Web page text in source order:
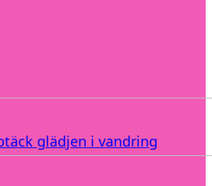
glädjen i vandring